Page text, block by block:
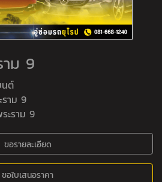
ม 9
ต์
าม 9
ะราม 9
ขอรายละเอียด
ขอใบเสนอราคา